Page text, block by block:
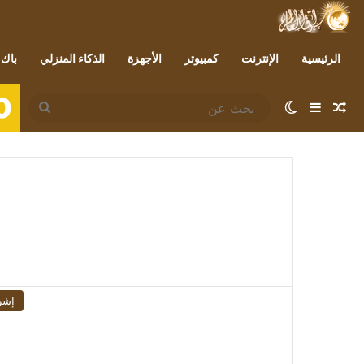
الرئيسية الإنترنت كمبيوتر الأجهزة الذكاء المنزلي
مقال عشوائي
إضافة عمود جانبي
الوضع المظلم
بحث
عن